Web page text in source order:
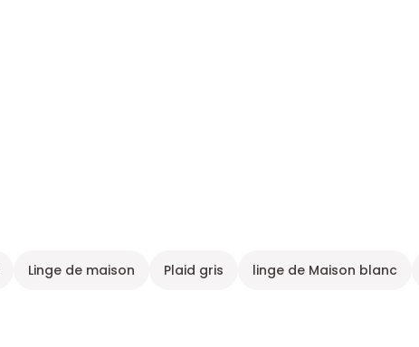
Linge de maison Plaid gris linge de Maison blanc